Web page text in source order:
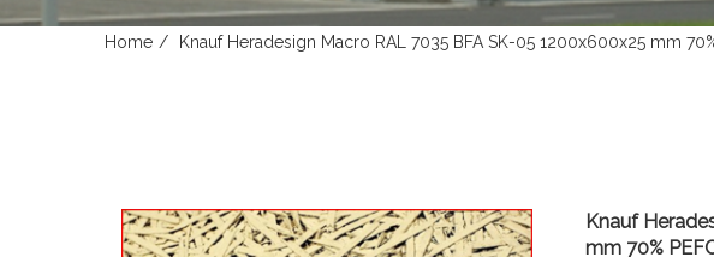
Home Knauf Heradesign Macro RAL 7035 BFA SK-05 1200x600x25 mm
Knauf
mm 70%